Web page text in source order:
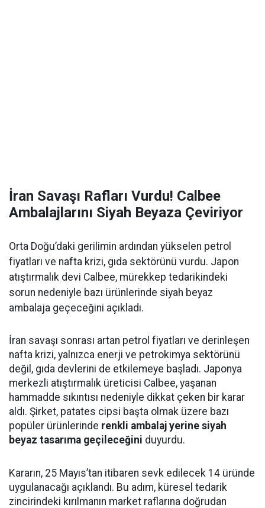
İran Savaşı Rafları Vurdu! Calbee
Ambalajlarını Siyah Beyaza Çeviriyor
Orta Doğu’daki gerilimin ardından yükselen petrol
fiyatları ve nafta krizi, gıda sektörünü vurdu. Japon
atıştırmalık devi Calbee, mürekkep tedarikindeki
sorun nedeniyle bazı ürünlerinde siyah beyaz
ambalaja geçeceğini açıkladı.
İran savaşı sonrası artan petrol fiyatları ve derinleşen
nafta krizi, yalnızca enerji ve petrokimya sektörünü
değil, gıda devlerini de etkilemeye başladı. Japonya
merkezli atıştırmalık üreticisi Calbee, yaşanan
hammadde sıkıntısı nedeniyle dikkat çeken bir karar
aldı. Şirket, patates cipsi başta olmak üzere bazı
popüler ürünlerinde renkli ambalaj yerine siyah
beyaz tasarıma geçileceğini duyurdu.
Kararın, 25 Mayıs’tan itibaren sevk edilecek 14 üründe
uygulanacağı açıklandı. Bu adım, küresel tedarik
zincirindeki kırılmanın market raflarına doğrudan